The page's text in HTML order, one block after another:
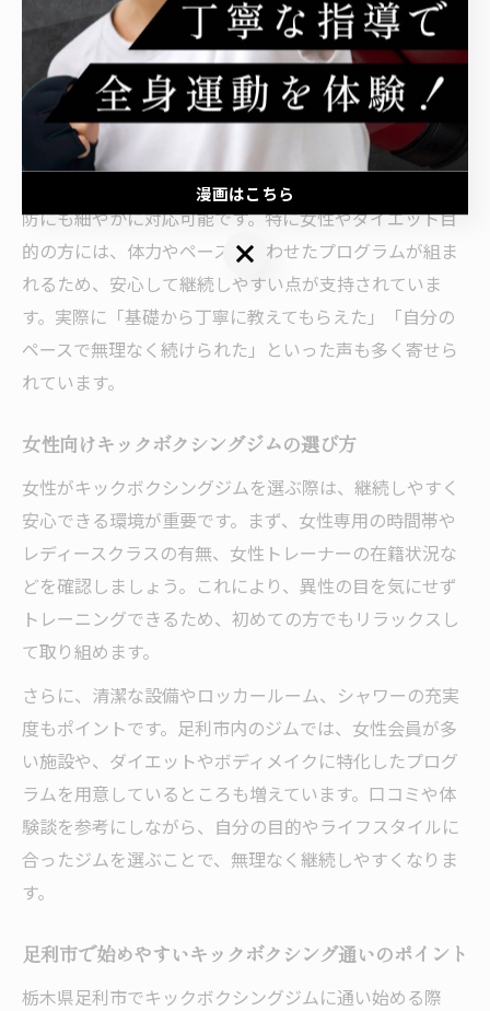
力レベルを丁寧にヒアリングし、無理なく続けられるメ
ニューを提案しています。初心者向けの基礎トレーニン
グからスタートし、徐々に技術や体力を高めていく流れ
が一般的です。
また、トレーナーによるマンツーマンや少人数制の指導
が主流となっているため、フォームのチェックや怪我予
防にも細やかに対応可能です。特に女性やダイエット目
的の方には、体力やペースに合わせたプログラムが組ま
れるため、安心して継続しやすい点が支持されていま
す。実際に「基礎から丁寧に教えてもらえた」「自分の
ペースで無理なく続けられた」といった声も多く寄せら
れています。
女性向けキックボクシングジムの選び方
女性がキックボクシングジムを選ぶ際は、継続しやすく
安心できる環境が重要です。まず、女性専用の時間帯や
レディースクラスの有無、女性トレーナーの在籍状況な
どを確認しましょう。これにより、異性の目を気にせず
トレーニングできるため、初めての方でもリラックスし
て取り組めます。
さらに、清潔な設備やロッカールーム、シャワーの充実
度もポイントです。足利市内のジムでは、女性会員が多
い施設や、ダイエットやボディメイクに特化したプログ
ラムを用意しているところも増えています。口コミや体
験談を参考にしながら、自分の目的やライフスタイルに
合ったジムを選ぶことで、無理なく継続しやすくなりま
す。
足利市で始めやすいキックボクシング通いのポイント
栃木県足利市でキックボクシングジムに通い始める際
漫画はこちら
漫画はこちら